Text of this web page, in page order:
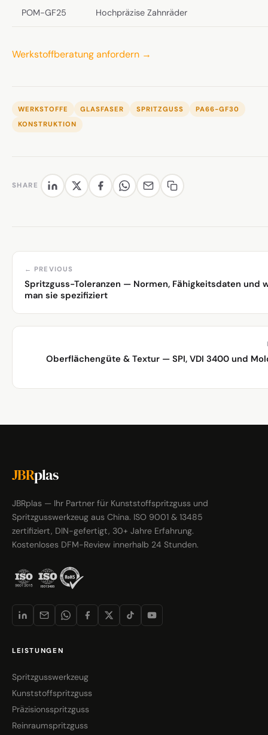
POM-GF25 Hochpräzise Zahnräder
Werkstoffberatung anfordern →
WERKSTOFFE GLASFASER SPRITZGUSS
PA66-GF30
KONSTRUKTION
SHARE
← PREVIOUS
Spritzguss-Toleranzen — Normen, Fähigkeitsdaten und
man sie spezifiziert
Oberflächengüte & Textur — SPI, VDI 3400 und
JBRplas
JBRplas — Ihr Partner für Kunststoffspritzguss und
Spritzgusswerkzeug aus China. ISO 9001 & 13485
zertifiziert, DIN-gefertigt, 30+ Jahre Erfahrung.
Kostenloses DFM-Review innerhalb 24 Stunden.
LEISTUNGEN
Spritzgusswerkzeug
Kunststoffspritzguss
Präzisionsspritzguss
Reinraumspritzguss